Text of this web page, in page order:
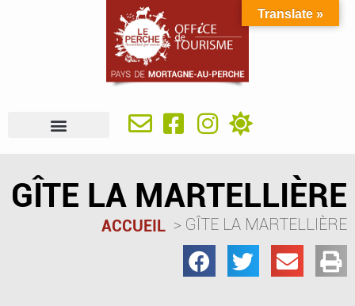
GÎTE LA MARTELLIÈRE
ACCUEIL GÎTE LA MARTELLIÈRE
Translate »